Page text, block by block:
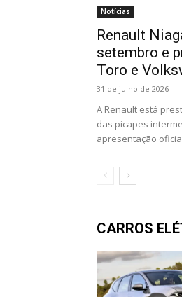
Notícias
Renault
setembro e
Toro e
31 de julho de 2026
A Renault está
das picapes
apresentação
CARROS